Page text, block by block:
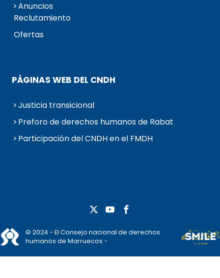
Anuncios
Reclutamiento
Ofertas
PÁGINAS WEB DEL CNDH
Justicia transicional
Preforo de derechos humanos de Rabat
Participación del CNDH en el FMDH
© 2024 - El Consejo nacional de derechos
humanos de Marruecos -